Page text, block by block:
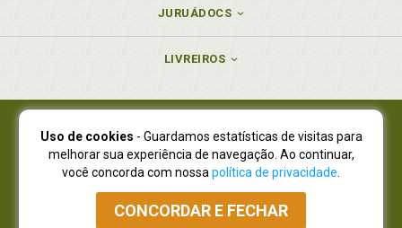
JURUÁDOCS
LIVREIROS
Juruá Editora Ltda., CNPJ 77.535.508/0001-19
Juruá Informática Ltda., CNPJ 01.701.561/0001-80
NOVO ENDEREÇO:R. Flávio Dallegrave, 7665, São Lourenço |
Curitiba - Paraná - CEP 82210-310
Atendimento: (41) 4009-3900|Vendas Atacado: (41) 4009-3939
Uso de cookies - Guardamos estatísticas de visitas para
melhorar sua experiência de navegação. Ao continuar,
você concorda com nossa política de privacidade
CONCORDAR E FECHAR